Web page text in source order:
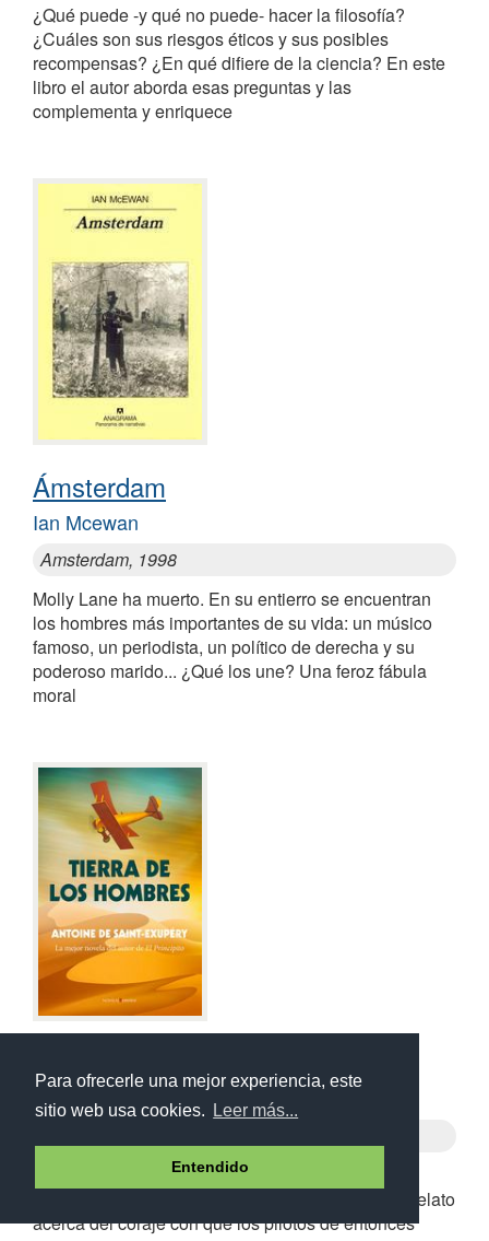
Para ofrecerle una mejor experiencia, este
sitio web usa cookies.
Leer más...
Entendido
¿Qué puede -y qué no puede- hacer la filosofía?
¿Cuáles son sus riesgos éticos y sus posibles
recompensas? ¿En qué difiere de la ciencia? En este
libro el autor aborda esas preguntas y las
complementa y enriquece
Ámsterdam
Ian Mcewan
Amsterdam, 1998
Molly Lane ha muerto. En su entierro se encuentran
los hombres más importantes de su vida: un músico
famoso, un periodista, un político de derecha y su
poderoso marido... ¿Qué los une? Una feroz fábula
moral
Antoine De Saint-Exupéry
Libro que narra algunos de los episodios más
memorables de Saint-Exupery como aviador. Un relato
acerca del coraje con que los pilotos de entonces